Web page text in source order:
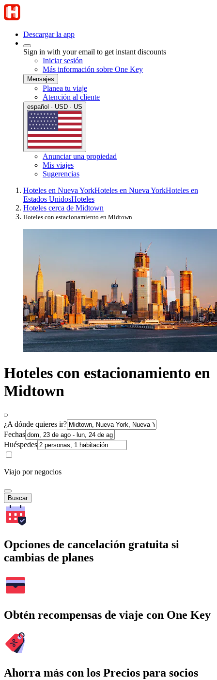
Descargar la app
Sign in with your email to get instant discounts
Iniciar sesión
Más información sobre One Key
Mensajes
Planea tu viaje
Atención al cliente
español · USD · US
Anunciar una propiedad
Mis viajes
Sugerencias
Hoteles en Nueva YorkHoteles en Nueva YorkHoteles en
Estados UnidosHoteles
Hoteles cerca de Midtown
Hoteles con estacionamiento en Midtown
Hoteles con estacionamiento en
Midtown
¿A dónde quieres ir?
Fechas
Huéspedes
Viajo por negocios
Buscar
Opciones de cancelación gratuita si
cambias de planes
Obtén recompensas de viaje con One Key
Ahorra más con los Precios para socios